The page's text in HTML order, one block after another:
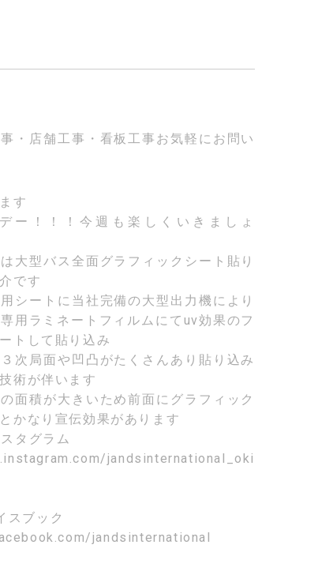
・店舗工事・看板工事お気軽にお問い
す
ー！！！今週も楽しくいきましょ
大型バス全面グラフィックシート貼り
です
シートに当社完備の大型出力機により
用ラミネートフィルムにてuv効果のフ
トして貼り込み
次局面や凹凸がたくさんあり貼り込み
術が伴います
面積が大きいため前面にグラフィック
かなり宣伝効果があります
タグラム
jandsinternational_oki
スブック
jandsinternational